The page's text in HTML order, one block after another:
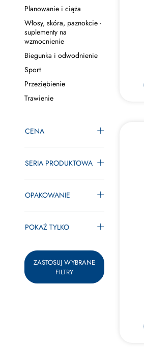
Planowanie i ciąża
Włosy, skóra, paznokcie -
suplementy na
wzmocnienie
Biegunka i odwodnienie
Sport
Przeziębienie
Trawienie
CENA
SERIA PRODUKTOWA
OPAKOWANIE
POKAŻ TYLKO
ZASTOSUJ WYBRANE
FILTRY